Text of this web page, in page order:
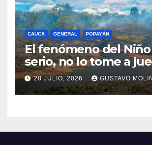
CAUCA GENERAL POPAYÁN
El fenómeno del Niño
serio, no lo tome a
28 JULIO, 2026 GUSTAVO